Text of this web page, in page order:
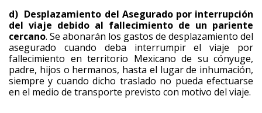
d) Desplazamiento del Asegurado por interrupción
del viaje debido al fallecimiento de un pariente
cercano. Se abonarán los gastos de desplazamiento del
asegurado cuando deba interrumpir el viaje por
fallecimiento en territorio Mexicano de su cónyuge,
padre, hijos o hermanos, hasta el lugar de inhumación,
siempre y cuando dicho traslado no pueda efectuarse
en el medio de transporte previsto con motivo del viaje.